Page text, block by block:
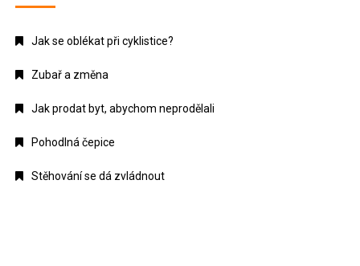
Jak se oblékat při cyklistice?
Zubař a změna
Jak prodat byt, abychom neprodělali
Pohodlná čepice
Stěhování se dá zvládnout